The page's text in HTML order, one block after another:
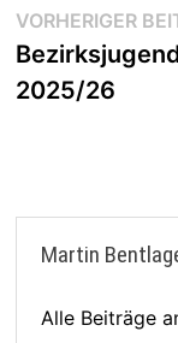
VORHERIGER
2025/26
Martin
Alle Beiträge